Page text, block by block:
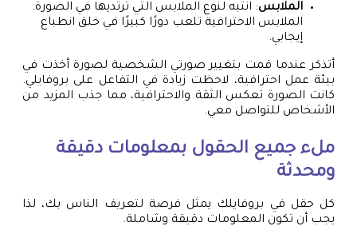
الملابس: انتبه لنوع الملابس التي ترتديها في الصورة.
الملابس الاحترافية تلعب دورًا كبيرًا في خلق انطباع
إيجابي.
أتذكر عندما قمت بتغيير صورتي الشخصية لصورة أخذت في
بيئة عمل احترافية، لاحظت زيادة في التفاعل على بروفايلي.
كانت الصورة تعكس الثقة والاحترافية، مما جذب المزيد من
الأشخاص للتواصل معي.
ملء جميع الحقول بمعلومات دقيقة
ومحدثة
كل حقل في بروفايلك يمثل فرصة لتعريف الناس بك، لذا
يجب أن تكون المعلومات دقيقة وشاملة.